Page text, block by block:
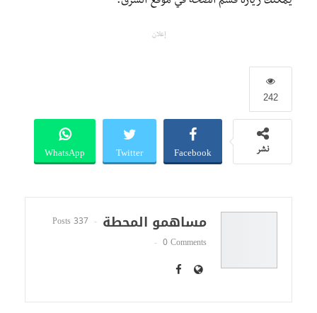
إعلان
242
نشر Facebook
Twitter
WhatsApp
مساهمو المحطة
337 Posts
0 Comments